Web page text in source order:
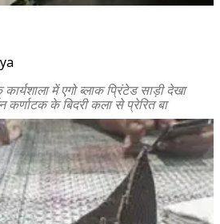
में एगो ब्लाक प्रिंटेड साड़ी देखा
कर्णाटक के बिदरी कला से प्रेरित बा